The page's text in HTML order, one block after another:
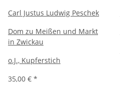
Carl Justus Ludwig Peschek
Dom zu Meißen und Markt
in Zwickau
o.J., Kupferstich
35,00 € *